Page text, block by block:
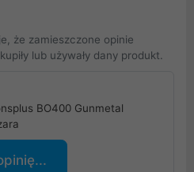
że zamieszczone opinie
lub używały dany produkt.
BO400 Gunmetal